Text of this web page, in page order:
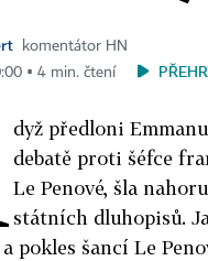
komentátor HN
▪ 4 min. čtení
dyž předloni
debatě proti šéfce
Le Penové, šla
státních dluhopisů.
pokles šancí Le